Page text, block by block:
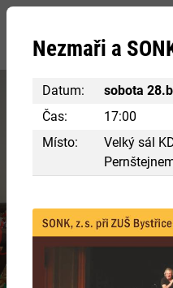
oficiální stránky
Navštivte centrum Eden
RÁJ
Nezmaři a
Datum:
sobota
Čas:
17:00
Místo:
Velký sál